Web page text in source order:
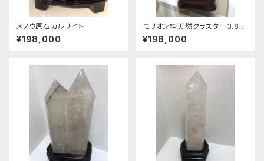
メノウ原石カルサイト
¥198,000
モリオン純天然クラスター3.8キ
ロ
¥198,000